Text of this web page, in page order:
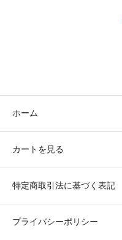
ホーム
カートを見る
特定商取引法に基づく表記
プライバシーポリシー